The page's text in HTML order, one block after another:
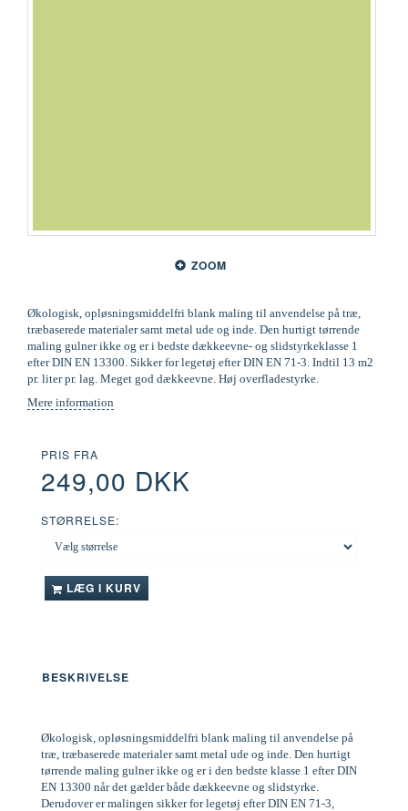
ZOOM
Økologisk, opløsningsmiddelfri blank maling til anvendelse på træ,
træbaserede materialer samt metal ude og inde. Den hurtigt tørrende
maling gulner ikke og er i bedste dækkeevne- og slidstyrkeklasse 1
efter DIN EN 13300. Sikker for legetøj efter DIN EN 71-3. Indtil 13 m2
pr. liter pr. lag. Meget god dækkeevne. Høj overfladestyrke.
Mere information
PRIS FRA
249,00 DKK
STØRRELSE:
LÆG I KURV
BESKRIVELSE
Økologisk, opløsningsmiddelfri blank maling til anvendelse på
træ, træbaserede materialer samt metal ude og inde. Den hurtigt
tørrende maling gulner ikke og er i den bedste klasse 1 efter DIN
EN 13300 når det gælder både dækkeevne og slidstyrke.
Derudover er malingen sikker for legetøj efter DIN EN 71-3,